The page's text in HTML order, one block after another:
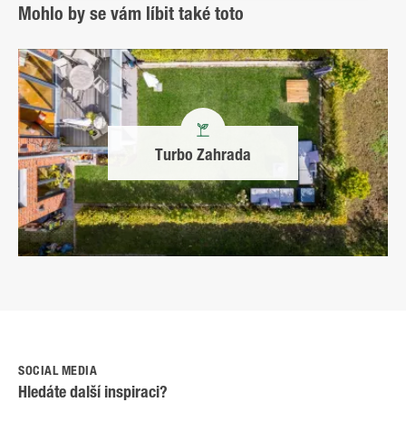
Mohlo by se vám líbit také toto
Turbo Zahrada
SOCIAL MEDIA
Hledáte další inspiraci?